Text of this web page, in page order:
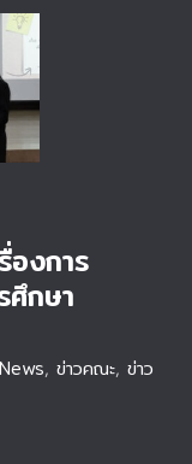
องการ
ศึกษา
News, ข่าวคณะ, ข่าว